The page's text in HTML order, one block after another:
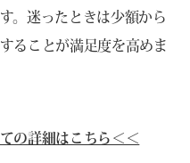
。迷ったときは少額から
ることが満足度を高めま
の詳細はこちら＜＜